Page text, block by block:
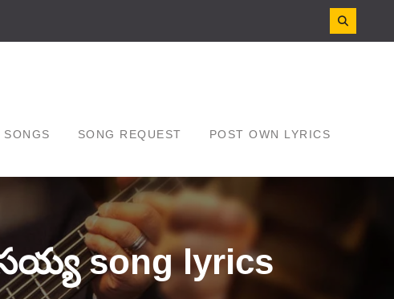
SONGS SONG REQUEST POST OWN LYRICS
song lyrics